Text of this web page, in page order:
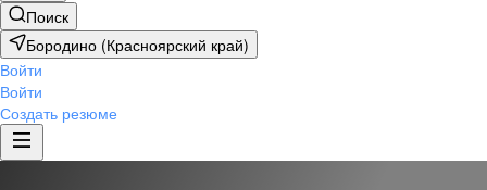
Поиск
Бородино (Красноярский край)
Войти
Войти
Создать резюме